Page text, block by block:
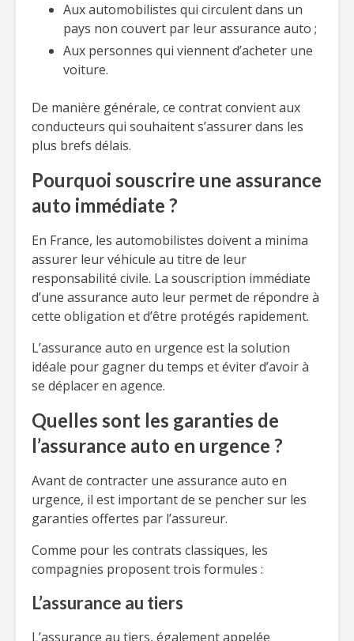
Aux automobilistes qui circulent dans un
pays non couvert par leur assurance auto ;
Aux personnes qui viennent d’acheter une
voiture.
De manière générale, ce contrat convient aux
conducteurs qui souhaitent s’assurer dans les
plus brefs délais.
Pourquoi souscrire une assurance
auto immédiate ?
En France, les automobilistes doivent a minima
assurer leur véhicule au titre de leur
responsabilité civile. La souscription immédiate
d’une assurance auto leur permet de répondre à
cette obligation et d’être protégés rapidement.
L’assurance auto en urgence est la solution
idéale pour gagner du temps et éviter d’avoir à
se déplacer en agence.
Quelles sont les garanties de
l’assurance auto en urgence ?
Avant de contracter une assurance auto en
urgence, il est important de se pencher sur les
garanties offertes par l’assureur.
Comme pour les contrats classiques, les
compagnies proposent trois formules :
L’assurance au tiers
L’assurance au tiers, également appelée